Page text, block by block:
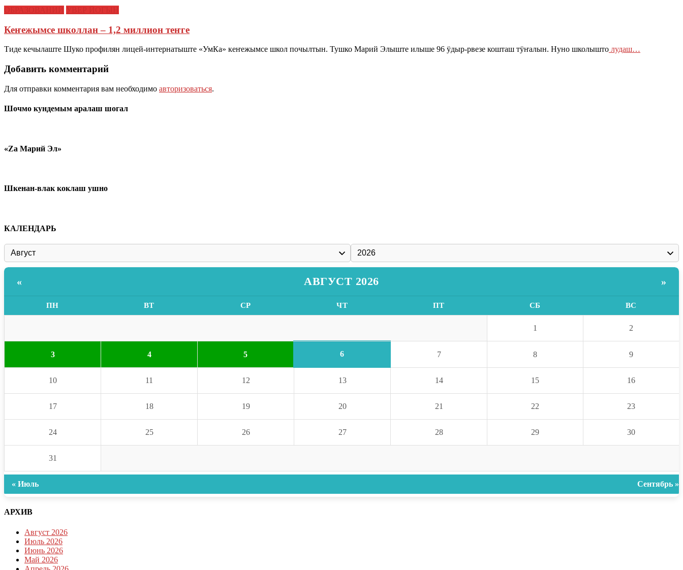
Кеҥежымсе школлан – 1,2 миллион теҥге
Тиде кечылаште Шуко профилян лицей-интернатыште «УмКа» кеҥежымсе школ почылтын. Тушко Марий Элыште илыше 96 ӱдыр-рвезе кошташ тӱҥалын. Нуно школышто лудаш…
Добавить комментарий
Для отправки комментария вам необходимо авторизоваться.
Шочмо кундемым аралаш шогал
«Zа Марий Эл»
Шкенан-влак коклаш ушно
КАЛЕНДАРЬ
« АВГУСТ 2026 »
ПН ВТ СР ЧТ ПТ СБ ВС
1 2
3 4 5 6 7 8 9
10 11 12 13 14 15 16
17 18 19 20 21 22 23
24 25 26 27 28 29 30
31
« Июль Сентябрь »
АРХИВ
Август 2026
Июль 2026
Июнь 2026
Май 2026